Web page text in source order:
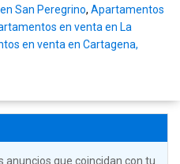
San Peregrino, Apartamentos
en venta en La
en venta en Cartagena,
anuncios que coincidan con tu